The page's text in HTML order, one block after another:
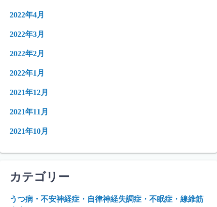
2022年4月
2022年3月
2022年2月
2022年1月
2021年12月
2021年11月
2021年10月
カテゴリー
うつ病・不安神経症・自律神経失調症・不眠症・線維筋